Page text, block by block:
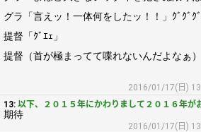
グラ「言えッ！一体何をしたッ！！」ｸﾞｸﾞｸﾞ
提督「ｸﾞｴｪ」
提督（首が極まってて喋れないんだよなぁ）
2016/01/17(日)
13: 以下、２０１５年にかわりまして２０１６年が
期待
2016/01/17(日)